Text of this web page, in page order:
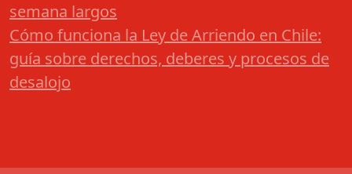
semana largos
Cómo funciona la Ley de Arriendo en Chile:
guía sobre derechos, deberes y procesos de
desalojo